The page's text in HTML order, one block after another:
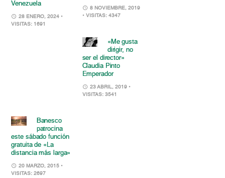
Venezuela
28 ENERO, 2024 •
VISITAS: 1691
8 NOVIEMBRE, 2019
• VISITAS: 4347
«Me gusta
dirigir, no
ser el director»
Claudia Pinto
Emperador
23 ABRIL, 2019 •
VISITAS: 3541
Banesco
patrocina
este sábado función
gratuita de «La
distancia más larga»
20 MARZO, 2015 •
VISITAS: 2697